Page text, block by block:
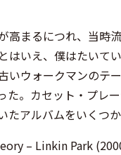
高まるにつれ、当時
はいえ、僕はたいて
いウォークマンのテ
た。カセット・プレ
たアルバムをいくつ
– Linkin Park